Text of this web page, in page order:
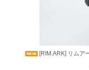
[RIM.ARK] リムア